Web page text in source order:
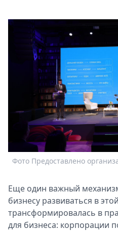
О
Metro
Стримы
Спецпроекты
Звезды
Выборы
2026
Скачай
Metro
Фото Предоставлено
Еще один важный
бизнесу развиваться в
трансформировалась в
для бизнеса: корпорации